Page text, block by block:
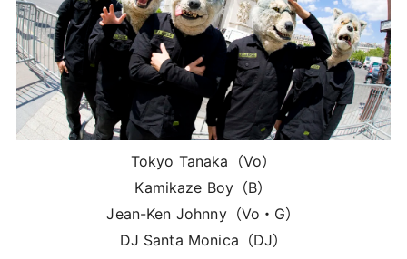
Tokyo Tanaka（Vo）
Kamikaze Boy（B）
Jean-Ken Johnny（Vo・G）
DJ Santa Monica（DJ）